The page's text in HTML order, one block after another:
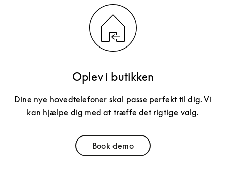
Oplev i butikken
Dine nye hovedtelefoner skal passe perfekt til dig. Vi
kan hjælpe dig med at træffe det rigtige valg.
Book demoLink Opens in New Tab